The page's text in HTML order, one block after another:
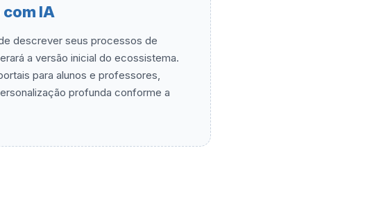
IA
descrever seus processos de
a versão inicial do ecossistema.
para alunos e professores,
profunda conforme a